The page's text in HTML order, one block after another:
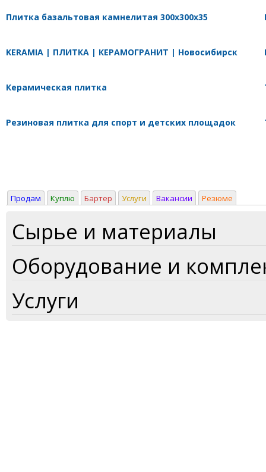
Плитка базальтовая камнелитая 300х300х35
KERAMIA | ПЛИТКА | КЕРАМОГРАНИТ | Новосибирск
Керамическая плитка
Резиновая плитка для спорт и детских площадок
Продам Куплю Бартер Услуги Вакансии Резюме
Сырье и материалы
Оборудование и
Услуги